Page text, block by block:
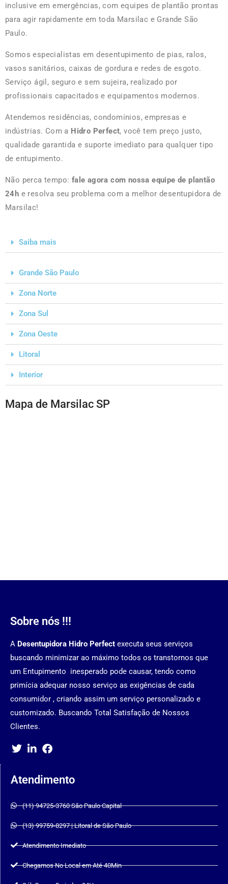
inclusive em emergências, com equipes de plantão prontas
para agir rapidamente em toda Marsilac e Grande São
Paulo.
Somos especialistas em desentupimento de pias, ralos,
vasos sanitários, caixas de gordura e redes de esgoto.
Serviço ágil, seguro e sem sujeira, realizado por
profissionais capacitados e equipamentos modernos.
Atendemos residências, condomínios, empresas e
indústrias. Com a Hidro Perfect, você tem preço justo,
qualidade garantida e suporte imediato para qualquer tipo
de entupimento.
Não perca tempo: fale agora com nossa equipe de plantão
24h e resolva seu problema com a melhor desentupidora de
Marsilac!
Saiba mais
Grande São Paulo
Zona Norte
Zona Sul
Zona Oeste
Litoral
Interior
Mapa de Marsilac SP
Sobre nós !!!
A Desentupidora Hidro Perfect executa seus serviços
buscando minimizar ao máximo todos os transtornos que
um Entupimento inesperado pode causar, tendo como
primícia adequar nosso serviço as exigências de cada
consumidor , criando assim um serviço personalizado e
customizado. Buscando Total Satisfação de Nossos
Clientes.
Atendimento
(11) 94725-3760 São Paulo Capital
(13) 99759-8297 | Litoral de São Paulo
Atendimento Imediato
Chegamos No Local em Até 40Min